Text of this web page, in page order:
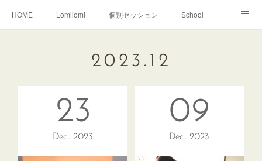
HOME Lomilomi 個別セッション School
2023 . 12
23
Dec 2023
09
Dec 2023